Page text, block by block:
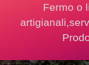
Fermo o